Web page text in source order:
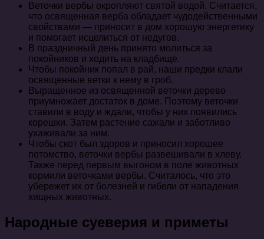
Веточки вербы окропляют святой водой. Считается,
что освященная верба обладает чудодейственными
свойствами — приносит в дом хорошую энергетику
и помогает исцелиться от недугов.
В праздничный день принято молиться за
покойников и ходить на кладбище.
Чтобы покойник попал в рай, наши предки клали
освященные ветки к нему в гроб.
Выращенное из освященной веточки дерево
приумножает достаток в доме. Поэтому веточки
ставили в воду и ждали, чтобы у них появились
корешки. Затем растение сажали и заботливо
ухаживали за ним.
Чтобы скот был здоров и приносил хорошее
потомство, веточки вербы развешивали в хлеву.
Также перед первым выгоном в поле животных
кормили веточками вербы. Считалось, что это
убережет их от болезней и гибели от нападения
хищных животных.
Народные суеверия и приметы